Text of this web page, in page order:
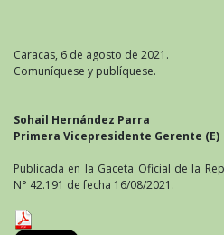
Caracas, 6 de agosto de 2021.
Comuníquese y publíquese.
Sohail Hernández Parra
Primera Vicepresidente Gerente (E)
Publicada en la Gaceta Oficial de la
N° 42.191 de fecha 16/08/2021.